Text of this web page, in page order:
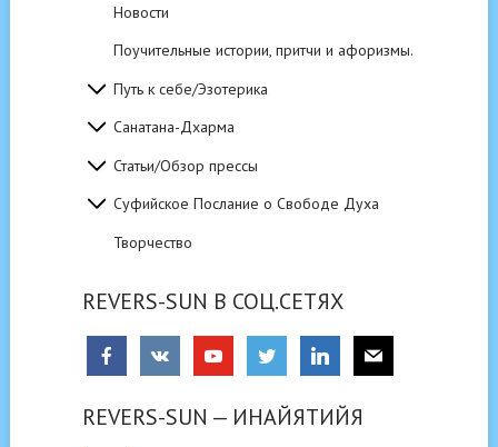
Новости
Поучительные истории, притчи и афоризмы.
Путь к себе/Эзотерика
Санатана-Дхарма
Статьи/Обзор прессы
Суфийское Послание о Свободе Духа
Творчество
REVERS-SUN В СОЦ.СЕТЯХ
REVERS-SUN — ИНАЙЯТИЙЯ